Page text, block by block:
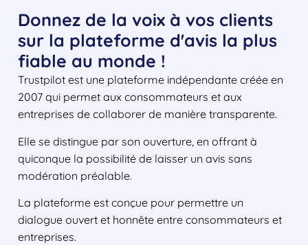
Donnez de la voix à vos clients
sur la plateforme d'avis la plus
fiable au monde !
Trustpilot est une plateforme indépendante créée en
2007 qui permet aux consommateurs et aux
entreprises de collaborer de manière transparente.
Elle se distingue par son ouverture, en offrant à
quiconque la possibilité de laisser un avis sans
modération préalable.
La plateforme est conçue pour permettre un
dialogue ouvert et honnête entre consommateurs et
entreprises.